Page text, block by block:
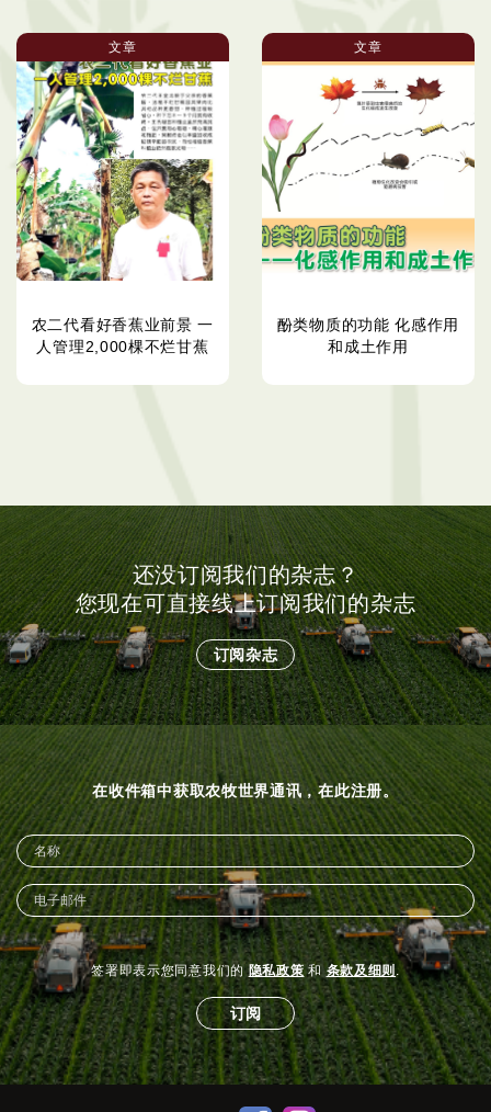
文章
农二代看好香蕉业前景 一
人管理2,000棵不烂甘蕉
文章
酚类物质的功能 化感作用
和成土作用
还没订阅我们的杂志？
您现在可直接线上订阅我们的杂志
订阅杂志
在收件箱中获取农牧世界通讯，在此注册。
签署即表示您同意我们的隐私政策 和条款及细则 .
订阅